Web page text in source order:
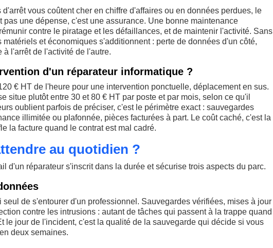
vous coûtent cher en chiffre d'affaires ou en données perdues, le
pas une dépense, c'est une assurance. Une bonne maintenance
contre le piratage et les défaillances, et de maintenir l'activité. Sans
et économiques s'additionnent : perte de données d'un côté,
à l'arrêt de l'activité de l'autre.
d'un réparateur informatique ?
€ HT de l'heure pour une intervention ponctuelle, déplacement en sus.
situe plutôt entre 30 et 80 € HT par poste et par mois, selon ce qu'il
oublient parfois de préciser, c'est le périmètre exact : sauvegardes
illimitée ou plafonnée, pièces facturées à part. Le coût caché, c'est la
la facture quand le contrat est mal cadré.
au quotidien ?
d'un réparateur s'inscrit dans la durée et sécurise trois aspects du parc.
de s'entourer d'un professionnel. Sauvegardes vérifiées, mises à jour
contre les intrusions : autant de tâches qui passent à la trappe quand
le jour de l'incident, c'est la qualité de la sauvegarde qui décide si vous
deux semaines.